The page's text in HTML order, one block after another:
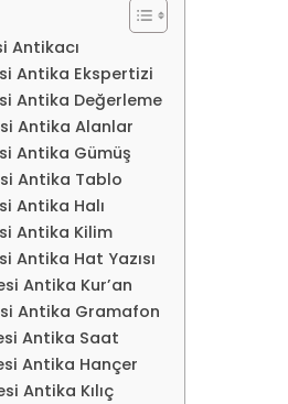
Antikacı
Antika Ekspertizi
Antika Değerleme
Antika Alanlar
Antika Gümüş
Antika Tablo
Antika Halı
Antika Kilim
Antika Hat Yazısı
Antika Kur’an
Antika Gramafon
Antika Saat
Antika Hançer
Antika Kılıç